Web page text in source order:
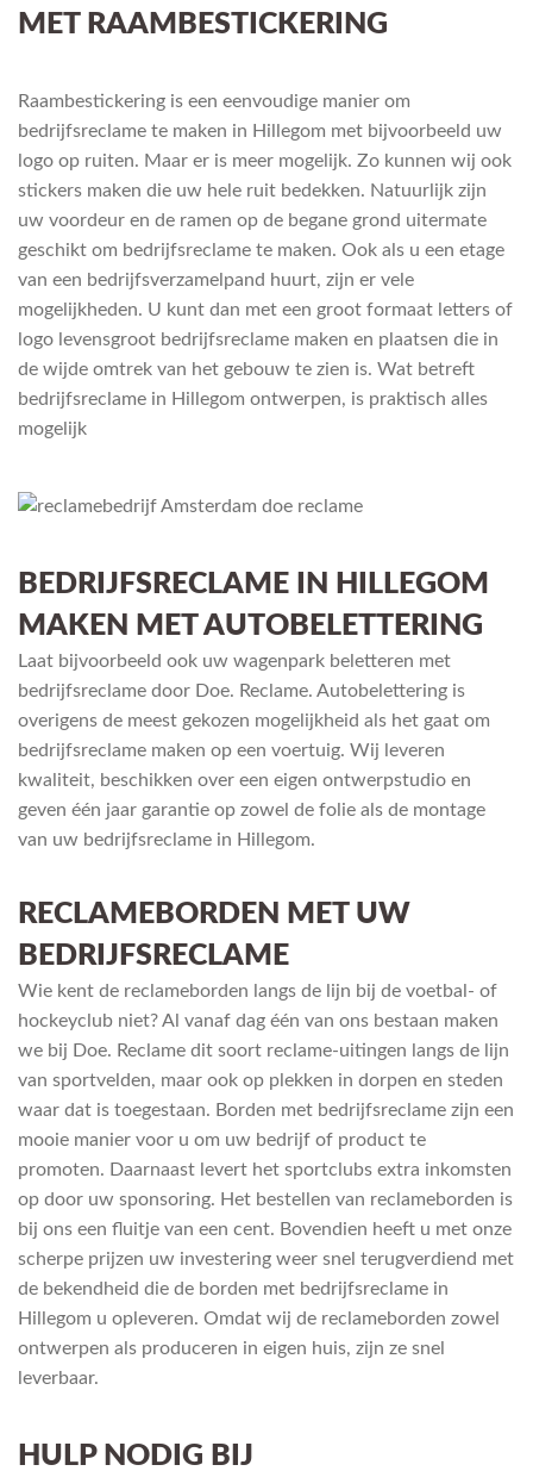
MET RAAMBESTICKERING
Raambestickering is een eenvoudige manier om
bedrijfsreclame te maken in Hillegom met bijvoorbeeld uw
logo op ruiten. Maar er is meer mogelijk. Zo kunnen wij ook
stickers maken die uw hele ruit bedekken. Natuurlijk zijn
uw voordeur en de ramen op de begane grond uitermate
geschikt om bedrijfsreclame te maken. Ook als u een etage
van een bedrijfsverzamelpand huurt, zijn er vele
mogelijkheden. U kunt dan met een groot formaat letters of
logo levensgroot bedrijfsreclame maken en plaatsen die in
de wijde omtrek van het gebouw te zien is. Wat betreft
bedrijfsreclame in Hillegom ontwerpen, is praktisch alles
mogelijk
BEDRIJFSRECLAME IN HILLEGOM
MAKEN MET AUTOBELETTERING
Laat bijvoorbeeld ook uw wagenpark beletteren met
bedrijfsreclame door Doe. Reclame. Autobelettering is
overigens de meest gekozen mogelijkheid als het gaat om
bedrijfsreclame maken op een voertuig. Wij leveren
kwaliteit, beschikken over een eigen ontwerpstudio en
geven één jaar garantie op zowel de folie als de montage
van uw bedrijfsreclame in Hillegom.
RECLAMEBORDEN MET UW
BEDRIJFSRECLAME
Wie kent de reclameborden langs de lijn bij de voetbal- of
hockeyclub niet? Al vanaf dag één van ons bestaan maken
we bij Doe. Reclame dit soort reclame-uitingen langs de lijn
van sportvelden, maar ook op plekken in dorpen en steden
waar dat is toegestaan. Borden met bedrijfsreclame zijn een
mooie manier voor u om uw bedrijf of product te
promoten. Daarnaast levert het sportclubs extra inkomsten
op door uw sponsoring. Het bestellen van reclameborden is
bij ons een fluitje van een cent. Bovendien heeft u met onze
scherpe prijzen uw investering weer snel terugverdiend met
de bekendheid die de borden met bedrijfsreclame in
Hillegom u opleveren. Omdat wij de reclameborden zowel
ontwerpen als produceren in eigen huis, zijn ze snel
leverbaar.
HULP NODIG BIJ